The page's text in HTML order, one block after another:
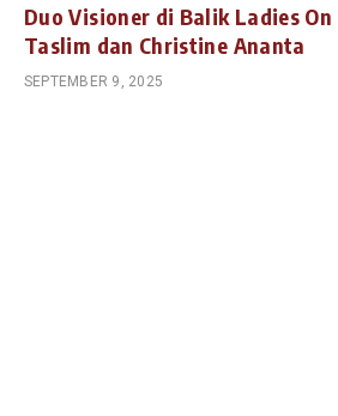
Duo Visioner di Balik Ladies
Taslim dan Christine Ananta
SEPTEMBER 9, 2025